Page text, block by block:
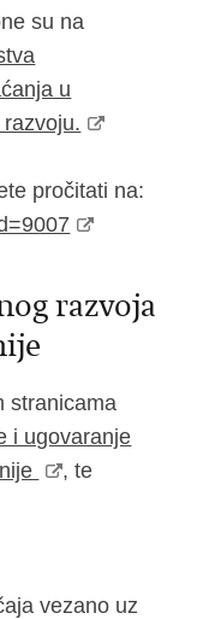
su na
u
pročitati na:
razvoja
stranicama
i ugovaranje
, te
vezano uz